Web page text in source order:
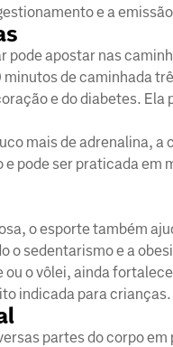
e a
pode apostar nas
minutos de caminhada
e do diabetes.
mais de adrenalina,
e pode ser praticada
o esporte também
sedentarismo e a
o vôlei, ainda
indicada para crianças.
partes do corpo